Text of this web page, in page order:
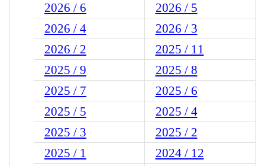
2026 / 6
2026 / 5
2026 / 4
2026 / 3
2026 / 2
2025 / 11
2025 / 9
2025 / 8
2025 / 7
2025 / 6
2025 / 5
2025 / 4
2025 / 3
2025 / 2
2025 / 1
2024 / 12